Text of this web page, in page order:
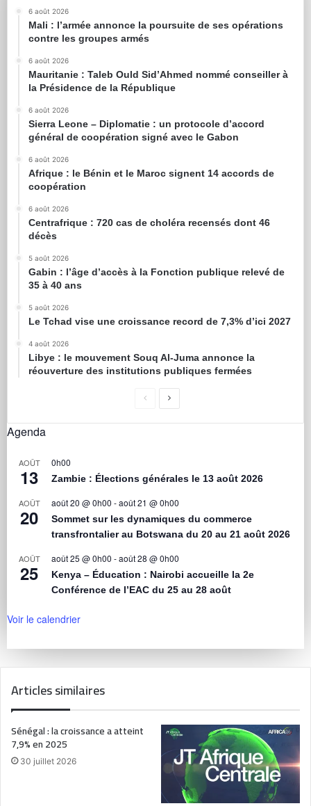
6 août 2026
Mali : l’armée annonce la poursuite de ses opérations
contre les groupes armés
6 août 2026
Mauritanie : Taleb Ould Sid’Ahmed nommé conseiller à
la Présidence de la République
6 août 2026
Sierra Leone – Diplomatie : un protocole d’accord
général de coopération signé avec le Gabon
6 août 2026
Afrique : le Bénin et le Maroc signent 14 accords de
coopération
6 août 2026
Centrafrique : 720 cas de choléra recensés dont 46
décès
5 août 2026
Gabin : l’âge d’accès à la Fonction publique relevé de
35 à 40 ans
5 août 2026
Le Tchad vise une croissance record de 7,3% d’ici 2027
4 août 2026
Libye : le mouvement Souq Al-Juma annonce la
réouverture des institutions publiques fermées
Agenda
AOÛT
13
0h00
Zambie : Élections générales le 13 août 2026
AOÛT
20
août 20 @ 0h00 -août 21 @ 0h00
Sommet sur les dynamiques du commerce
transfrontalier au Botswana du 20 au 21 août 2026
AOÛT
25
août 25 @ 0h00 -août 28 @ 0h00
Kenya – Éducation : Nairobi accueille la 2e
Conférence de l’EAC du 25 au 28 août
Voir le calendrier
Articles similaires
Sénégal : la croissance a atteint
7,9% en 2025
30 juillet 2026